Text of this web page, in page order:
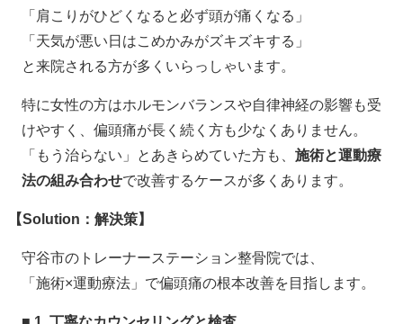
「肩こりがひどくなると必ず頭が痛くなる」
「天気が悪い日はこめかみがズキズキする」
と来院される方が多くいらっしゃいます。
特に女性の方はホルモンバランスや自律神経の影響も受
けやすく、偏頭痛が長く続く方も少なくありません。
「もう治らない」とあきらめていた方も、 施術と運動療
法の組み合わせで改善するケースが多くあります。
【Solution ：解決策】
守谷市のトレーナーステーション整骨院では、
「施術×運動療法」で偏頭痛の根本改善を目指します。